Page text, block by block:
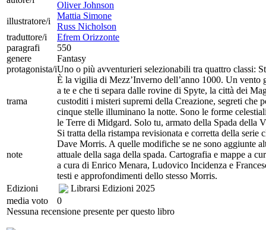
Oliver Johnson
illustratore/i
Mattia Simone
Russ Nicholson
traduttore/i
Efrem Orizzonte
paragrafi
550
genere
Fantasy
protagonista/iUno o più avventurieri selezionabili tra quattro classi:
trama
È la vigilia di Mezz’Inverno dell’anno 1000. Un vento
a te e che ti separa dalle rovine di Spyte, la città dei
custoditi i misteri supremi della Creazione, segreti che
cinque stelle illuminano la notte. Sono le forme
le Terre di Midgard. Solo tu, armato della Spada della
note
Si tratta della ristampa revisionata e corretta della
Dave Morris. A quelle modifiche se ne sono aggiunte
attuale della saga della spada. Cartografia e mappe a
a cura di Enrico Menara, Ludovico Incidenza e
testi e approfondimenti dello stesso Morris.
Edizioni
Librarsi Edizioni 2025
media voto
0
Nessuna recensione presente per questo libro